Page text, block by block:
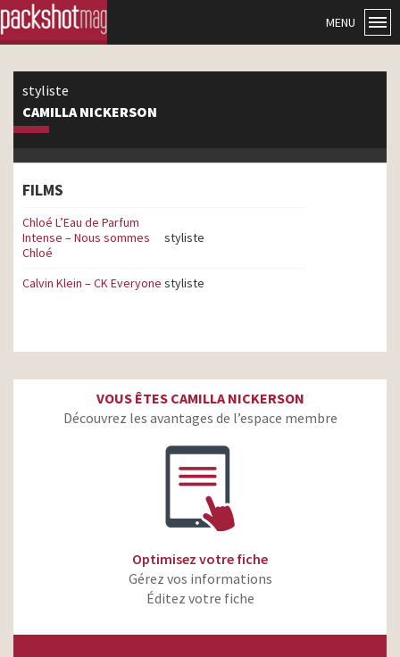
MENU
styliste
CAMILLA NICKERSON
FILMS
Chloé L’Eau de Parfum
Intense – Nous sommes
Chloé
styliste
Calvin Klein – CK Everyone styliste
VOUS ÊTES CAMILLA NICKERSON
Découvrez les avantages de l’espace membre
Optimisez votre fiche
Gérez vos informations
Éditez votre fiche